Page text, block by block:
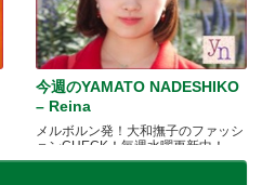
今週のYAMATO NADESHIKO
– Reina
メルボルン発！大和撫子のファッシ
ョンCHECK！毎週水曜更新中！